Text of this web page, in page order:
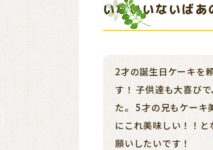
いないいないば
2才の誕生日ケーキを
す！ 子供達も大喜び
た。 5才の兄もケーキ
にこれ美味しい！！
願いしたいです！